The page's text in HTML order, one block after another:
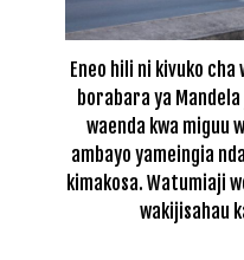
Eneo hili ni kivuko
borabara ya
waenda kwa miguu
ambayo yameingia
kimakosa. Watumiaji
wakijisahau